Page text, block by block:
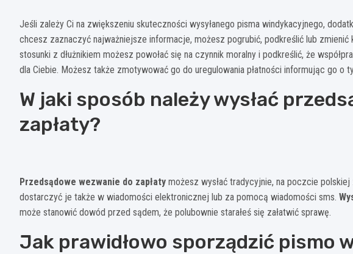
Jeśli zależy Ci na zwiększeniu skuteczności wysyłanego pisma windykacyjnego,
chcesz zaznaczyć najważniejsze informacje, możesz pogrubić, podkreślić lub
stosunki z dłużnikiem możesz powołać się na czynnik moralny i podkreślić, że
dla Ciebie. Możesz także zmotywować go do uregulowania płatności informując go o
W jaki sposób należy wysłać
zapłaty?
Przedsądowe wezwanie do zapłaty możesz wysłać tradycyjnie, na poczcie
dostarczyć je także w wiadomości elektronicznej lub za pomocą wiadomości sms.
może stanowić dowód przed sądem, że polubownie starałeś się załatwić sprawę.
Jak prawidłowo sporządzić pismo